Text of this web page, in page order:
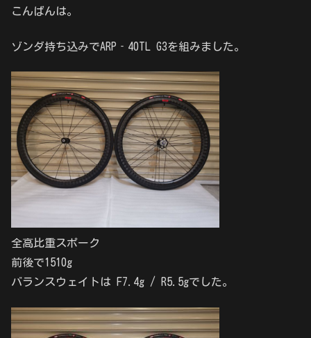
こんばんは。
ゾンダ持ち込みでARP‐40TL G3を組みました。
全高比重スポーク
前後で1510g
バランスウェイトは F7.4g / R5.5gでした。